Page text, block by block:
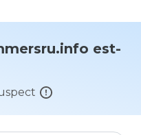
est-